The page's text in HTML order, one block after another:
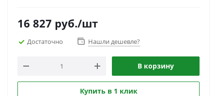
16 827 руб./шт
Достаточно Нашли дешевле?
В корзину
Купить в 1 клик